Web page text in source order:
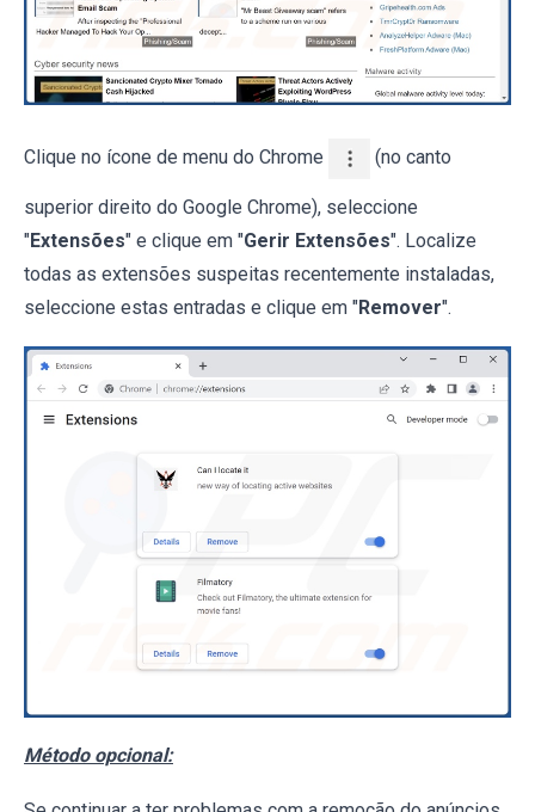
Clique no ícone de menu do Chrome (no canto
superior direito do Google Chrome), seleccione
"Extensões" e clique em "Gerir Extensões". Localize
todas as extensões suspeitas recentemente instaladas,
seleccione estas entradas e clique em "Remover".
Método opcional: